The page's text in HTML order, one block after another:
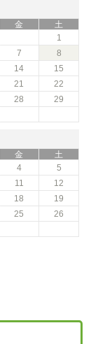
金
土
1
7
8
14
15
21
22
28
29
金
土
4
5
11
12
18
19
25
26